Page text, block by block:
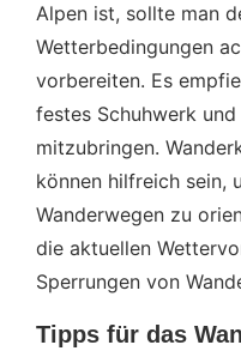
Alpen ist, sollte man
Wetterbedingungen
vorbereiten. Es
festes Schuhwerk
mitzubringen.
können hilfreich sein,
Wanderwegen zu
die aktuellen
Sperrungen von
Tipps für das